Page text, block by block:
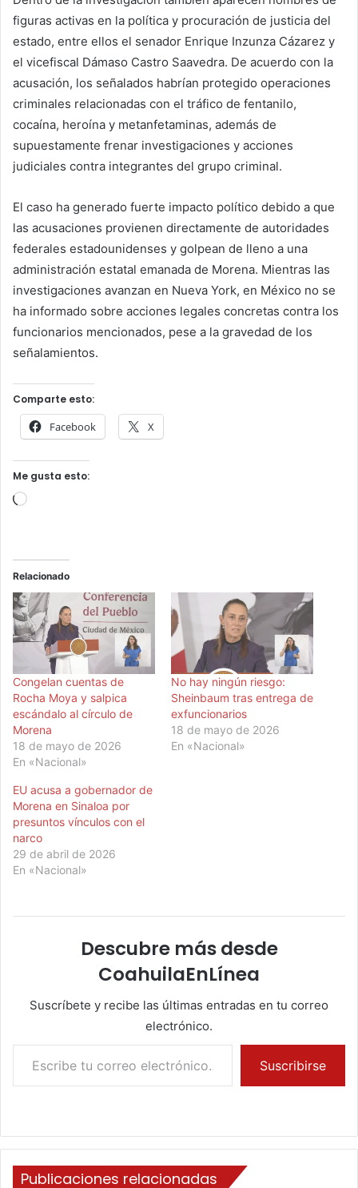
figuras activas en la política y procuración de justicia del
estado, entre ellos el senador Enrique Inzunza Cázarez y
el vicefiscal Dámaso Castro Saavedra. De acuerdo con la
acusación, los señalados habrían protegido operaciones
criminales relacionadas con el tráfico de fentanilo,
cocaína, heroína y metanfetaminas, además de
supuestamente frenar investigaciones y acciones
judiciales contra integrantes del grupo criminal.
El caso ha generado fuerte impacto político debido a que
las acusaciones provienen directamente de autoridades
federales estadounidenses y golpean de lleno a una
administración estatal emanada de Morena. Mientras las
investigaciones avanzan en Nueva York, en México no se
ha informado sobre acciones legales concretas contra los
funcionarios mencionados, pese a la gravedad de los
señalamientos.
Comparte esto:
Facebook X
Me gusta esto:
Cargando...
Relacionado
Congelan cuentas de
Rocha Moya y salpica
escándalo al círculo de
Morena
18 de mayo de 2026
En «Nacional»
No hay ningún riesgo:
Sheinbaum tras entrega de
exfuncionarios
18 de mayo de 2026
En «Nacional»
EU acusa a gobernador de
Morena en Sinaloa por
presuntos vínculos con el
narco
29 de abril de 2026
En «Nacional»
Descubre más desde
CoahuilaEnLínea
Suscríbete y recibe las últimas entradas en tu correo
electrónico.
Escribe tu correo electrónico…
Suscribirse
Publicaciones relacionadas